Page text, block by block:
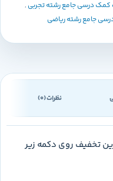
کمک درسی جامع رشته تجربی ,
جامع رشته ریاضی
نظرات (0)
تخفیف روی دکمه زیر